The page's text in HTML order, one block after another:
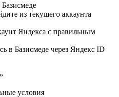
из текущего аккаунта
Яндекса с правильным
в Базисмеде через Яндекс ID
условия